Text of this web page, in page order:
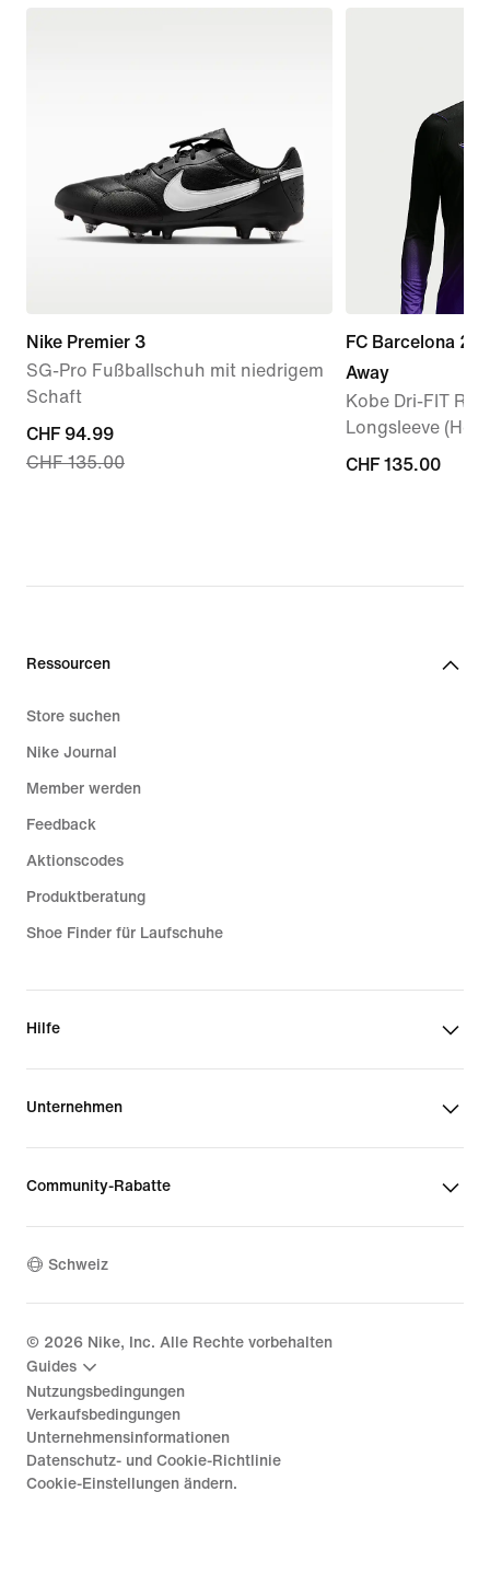
Nike Premier 3
SG-Pro Fußballschuh mit niedrigem
Schaft
current
price
CHF 135.00
CHF 94.99
CHF 135.00
FC Barcelona
Away
Kobe Dri-FIT
Longsleeve
CHF 135.00
CHF 135.00
Ressourcen
Store suchen
Nike Journal
Member werden
Feedback
Aktionscodes
Produktberatung
Shoe Finder für Laufschuhe
Hilfe
Unternehmen
Community-Rabatte
Schweiz
© 2026 Nike, Inc. Alle Rechte vorbehalten
Guides
Nutzungsbedingungen
Verkaufsbedingungen
Unternehmensinformationen
Datenschutz- und Cookie-Richtlinie
Cookie-Einstellungen ändern.